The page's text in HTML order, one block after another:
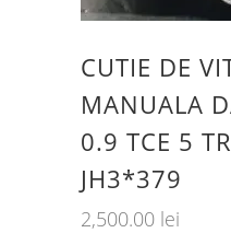
CUTIE DE
MANUALA
0.9 TCE 5
JH3*379
2,500.00 lei